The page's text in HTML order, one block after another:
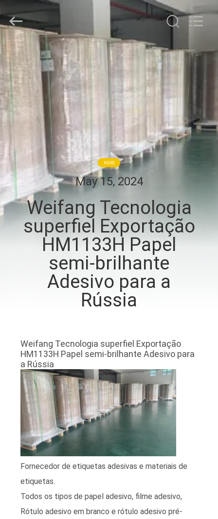
CASA
PRODUTOS
VÍDEOS
SOBRE
NÓS
EXCURSÃO
DA
FÁBRICA
CONTROLE
QUALIDADE
NOS
NOTÍCIA
PEÇA
UMAS
CITAÇÕES
MAPA
SITE
TECHNOLOGY
CO,LTD.
All
Reserved.
NEWS
May 15, 2024
Weifang Tecnologia
superfiel Exportação
HM1133H Papel
semi-brilhante
Adesivo para a
Rússia
Weifang Tecnologia superfiel Exportação
HM1133H Papel semi-brilhante Adesivo para
a Rússia
Fornecedor de etiquetas adesivas e materiais de
etiquetas.
Todos os tipos de papel adesivo, filme adesivo,
Rótulo adesivo em branco e rótulo adesivo pré-